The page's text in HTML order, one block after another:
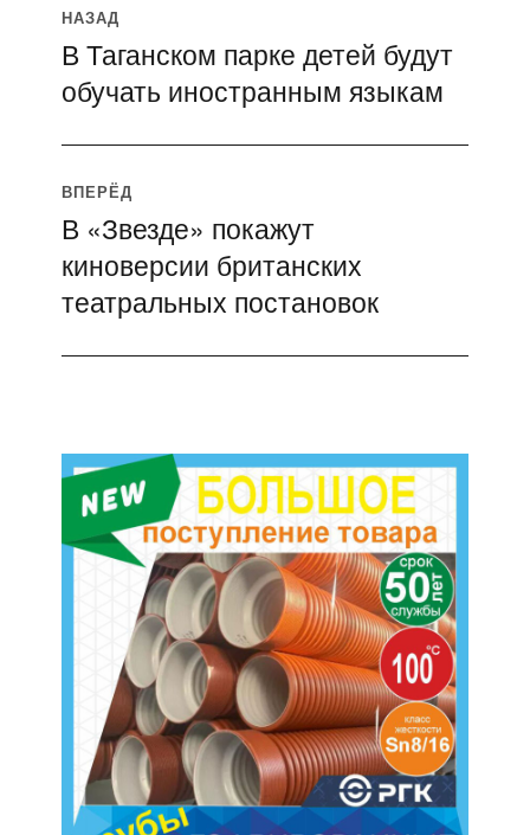
Навигация
по
записям
НАЗАД
Предыдущая
запись:
В Таганском парке детей будут
обучать иностранным языкам
ВПЕРЁД
Следующая
запись:
В «Звезде» покажут
киноверсии британских
театральных постановок